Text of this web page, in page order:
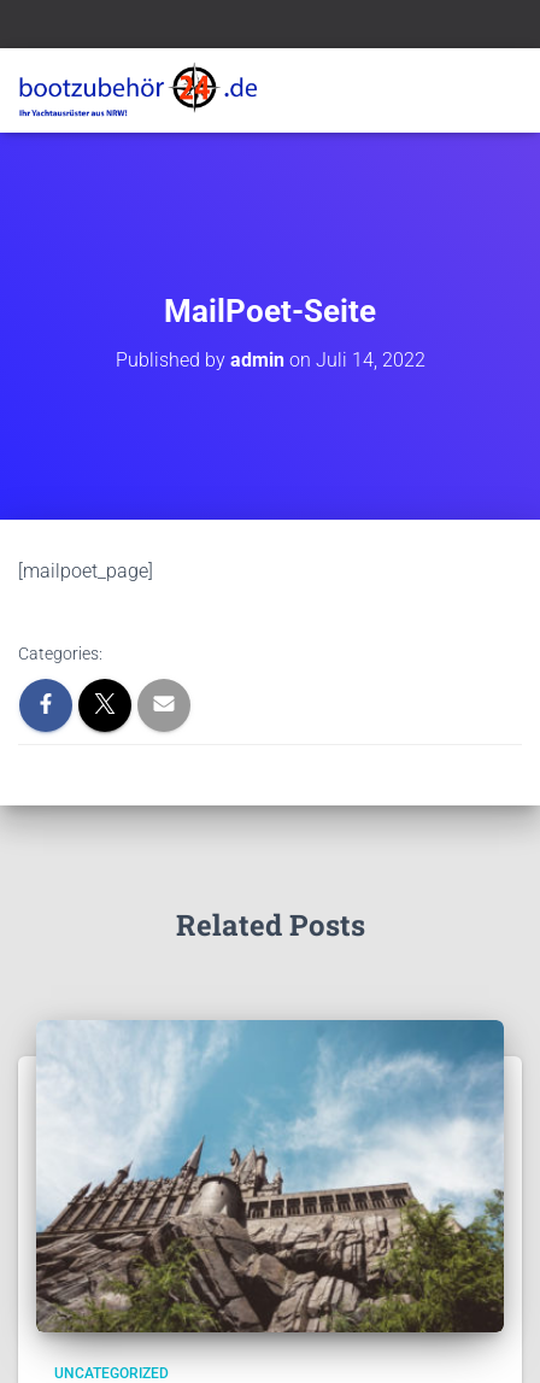
MailPoet-Seite
Published by adminon Juli 14, 2022
[mailpoet_page]
Categories:
Related Posts
UNCATEGORIZED